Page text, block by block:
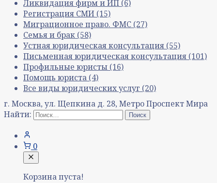
Ликвидация фирм и ИП (6)
Регистрация СМИ (15)
Миграционное право. ФМС (27)
Семья и брак (58)
Устная юридическая консультация (55)
Письменная юридическая консультация (101)
Профильные юристы (16)
Помощь юриста (4)
Все виды юридических услуг (20)
г. Москва, ул. Щепкина д. 28, Метро Проспект Мира
Найти:
0
Корзина пуста!